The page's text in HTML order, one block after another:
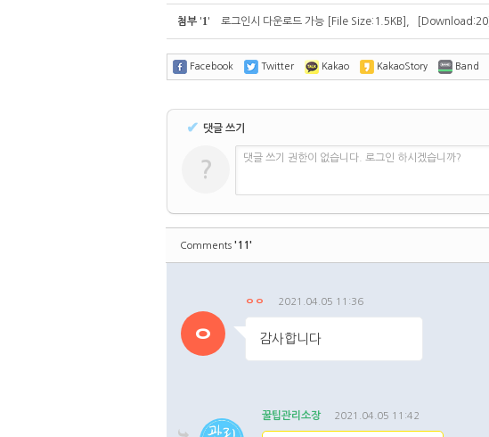
첨부 '1 ' 로그인시 다운로드 가능 [File Size:1.5KB] [Download:20]
Facebook Twitter Kakao KakaoStory Band
✔ 댓글 쓰기
? 댓글 쓰기 권한이 없습니다. 로그인 하시겠습니까?
Comments '11'
ㅇ
ㅇㅇ 2021.04.05 11:36
감사합니다
꿀팁관리소장 2021.04.05 11:42